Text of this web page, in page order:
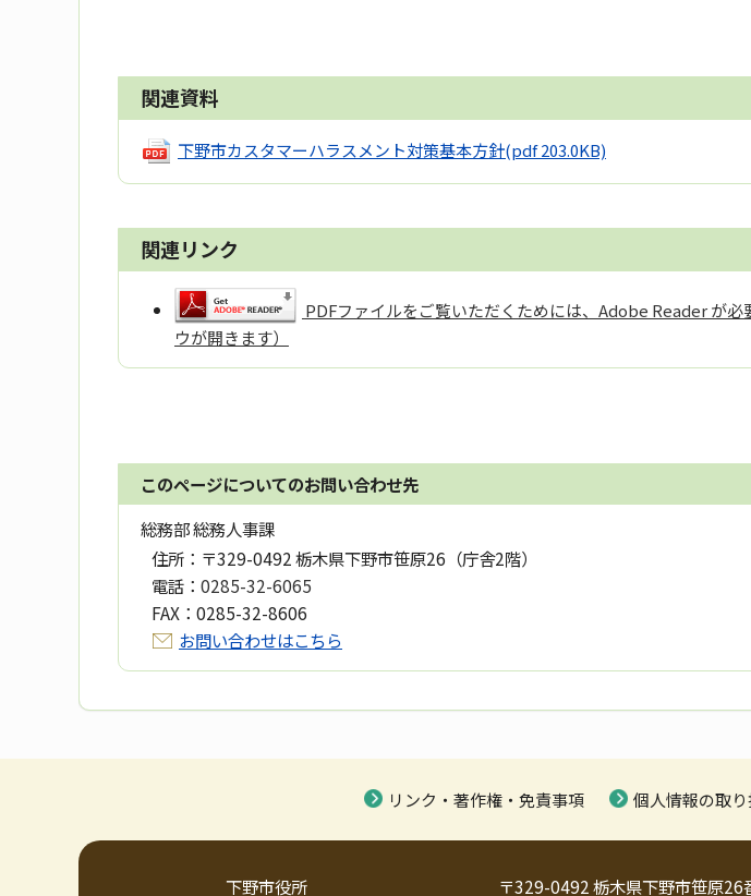
関連資料
下野市カスタマーハラスメント対策基本方針(pdf 203.0KB)
関連リンク
PDFファイルをご覧いただくためには、Adobe Reader が必
ウが開きます）
このページについてのお問い合わせ先
総務部 総務人事課
住所： 〒329-0492 栃木県下野市笹原26（庁舎2階）
電話： 0285-32-6065
FAX： 0285-32-8606
お問い合わせはこちら
リンク・著作権・免責事項 個人情報の取
下野市役所 〒329-0492 栃木県下野市笹原26